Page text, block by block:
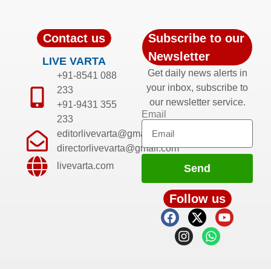
Contact us
LIVE VARTA
+91-8541 088
233
+91-9431 355
233
editorlivevarta@gmail.com
directorlivevarta@gmail.com
livevarta.com
Subscribe to our
Newsletter
Get daily news alerts in
your inbox, subscribe to
our newsletter service.
Email
Send
Follow us